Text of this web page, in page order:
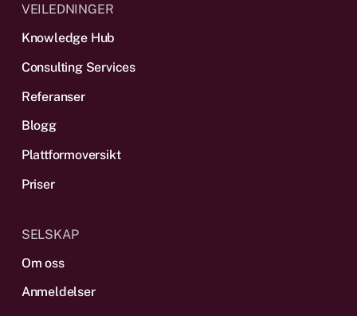
VEILEDNINGER
Knowledge Hub
Consulting Services
Referanser
Blogg
Plattform­oversikt
Priser
SELSKAP
Om oss
Anmeldelser